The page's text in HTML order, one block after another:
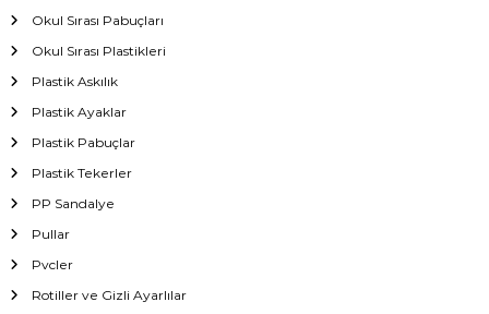
Okul Sırası Pabuçları
Okul Sırası Plastikleri
Plastik Askılık
Plastik Ayaklar
Plastik Pabuçlar
Plastik Tekerler
PP Sandalye
Pullar
Pvcler
Rotiller ve Gizli Ayarlılar